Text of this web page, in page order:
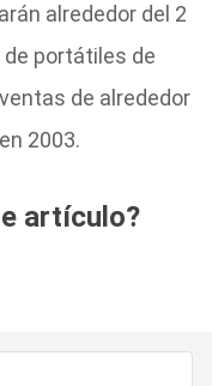
alrededor del 2
portátiles de
de alrededor
2003.
artículo?